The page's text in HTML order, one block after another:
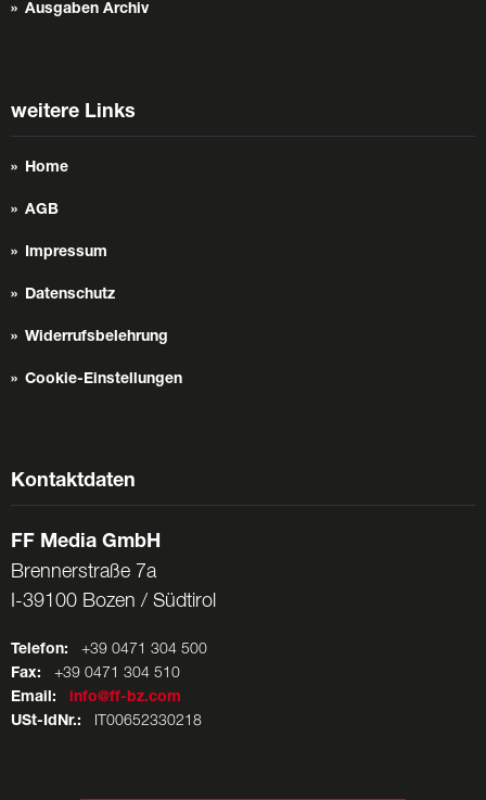
Ausgaben Archiv
weitere Links
Home
AGB
Impressum
Datenschutz
Widerrufsbelehrung
Cookie-Einstellungen
Kontaktdaten
FF Media GmbH
Brennerstraße 7a
I-39100 Bozen / Südtirol
Telefon: +39 0471 304 500
Fax: +39 0471 304 510
Email:
info@ff-bz.com
USt-IdNr.: IT00652330218